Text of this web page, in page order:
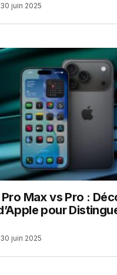
30 juin 2025
Pro Max vs Pro :
pour
30 juin 2025